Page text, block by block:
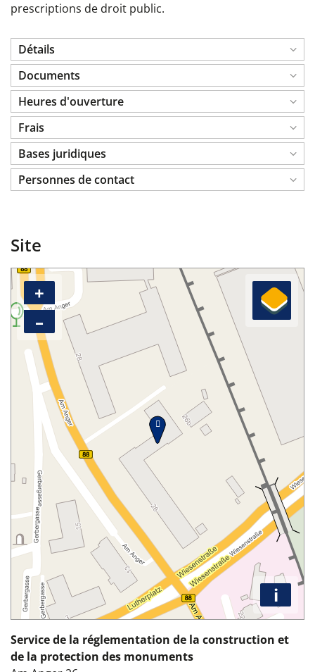
prescriptions de droit public.
Détails
Documents
Heures d'ouverture
Frais
Bases juridiques
Personnes de contact
Site
+
–
i
Service de la réglementation de la construction et
de la protection des monuments